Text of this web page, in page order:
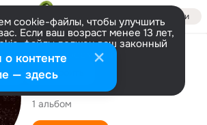
Войти
cookie-файлы, чтобы улучшить
Если ваш возраст менее 13 лет,
файлы должен ваш законный
Больше информации
Настроить
Исполнитель
WHICHAWAYS
1 альбом
контенте
— здесь